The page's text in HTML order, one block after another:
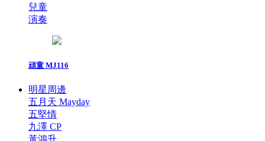
兒童
演奏
頑童 MJ116
明星周邊
五月天 Mayday
五堅情
九澤 CP